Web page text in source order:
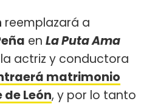
reemplazará a
en La Puta Ama
actriz y conductora
matrimonio
de León, y por lo tanto